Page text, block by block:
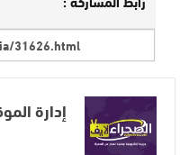
إدارة